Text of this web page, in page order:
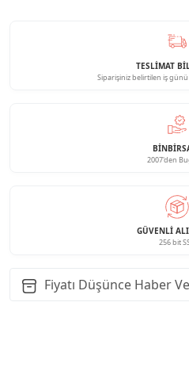
TESLİMAT
Siparişiniz belirtilen iş
2007'den
GÜVENLI
256 bit
Fiyatı Düşünce Haber